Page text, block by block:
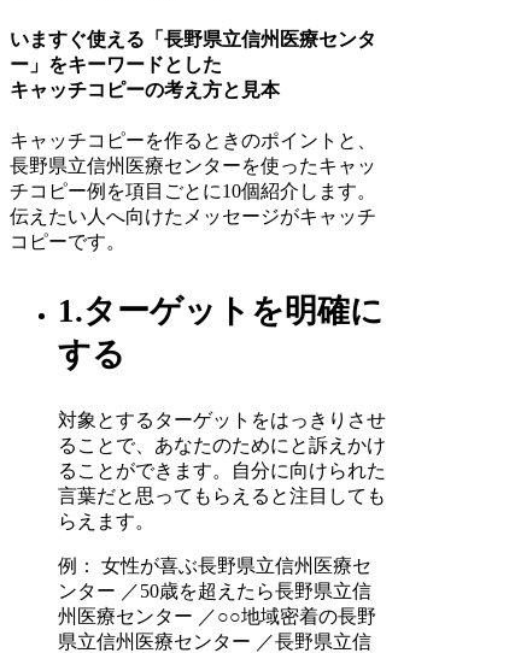
いますぐ使える「長野県立信州医療センタ
ー」をキーワードとした
キャッチコピーの考え方と見本
キャッチコピーを作るときのポイントと、
長野県立信州医療センターを使ったキャッ
チコピー例を項目ごとに10個紹介します。
伝えたい人へ向けたメッセージがキャッチ
コピーです。
1.ターゲットを明確に
する
対象とするターゲットをはっきりさせ
ることで、あなたのためにと訴えかけ
ることができます。自分に向けられた
言葉だと思ってもらえると注目しても
らえます。
例： 女性が喜ぶ長野県立信州医療セ
ンター ／50歳を超えたら長野県立信
州医療センター ／○○地域密着の長野
県立信州医療センター ／長野県立信